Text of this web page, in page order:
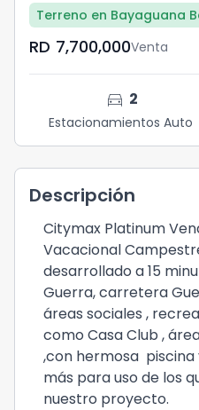
Terreno en Bayaguana
RD	7,700,000Venta
directions_car 2
Estacionamientos Auto
Descripción
Citymax Platinum
Vacacional
desarrollado a 15
Guerra, carretera
áreas sociales ,
como Casa Club ,
,con hermosa
más para uso de los
nuestro proyecto.